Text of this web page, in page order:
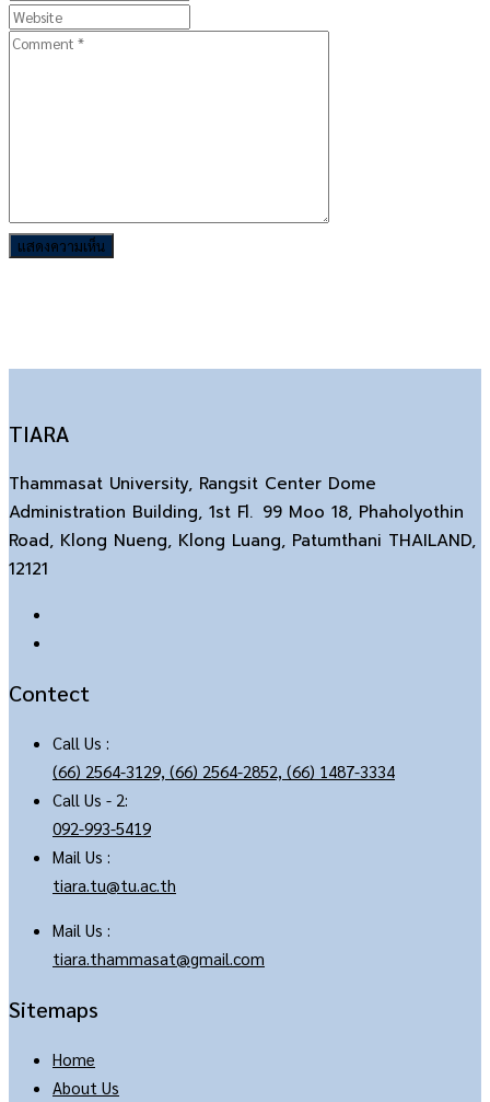
TIARA
Thammasat University, Rangsit Center Dome
Administration Building, 1st Fl. 99 Moo 18, Phaholyothin
Road, Klong Nueng, Klong Luang, Patumthani THAILAND,
12121
Contect
Call Us :
(66) 2564-3129, (66) 2564-2852, (66) 1487-3334
Call Us - 2:
092-993-5419
Mail Us :
tiara.tu@tu.ac.th
Mail Us :
tiara.thammasat@gmail.com
Sitemaps
Home
About Us